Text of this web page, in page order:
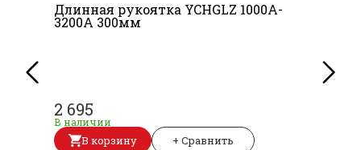
Длинная рукоятка YCHGLZ 1000A-
3200A 300мм
2 695
В наличии
В корзину + Сравнить